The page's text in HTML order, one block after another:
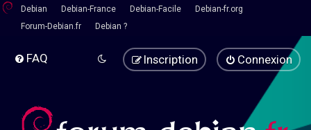
Debian Debian-France Debian-Facile
Debian-fr.org
Forum-Debian.fr
Debian ?
FAQ Connexion
Inscription